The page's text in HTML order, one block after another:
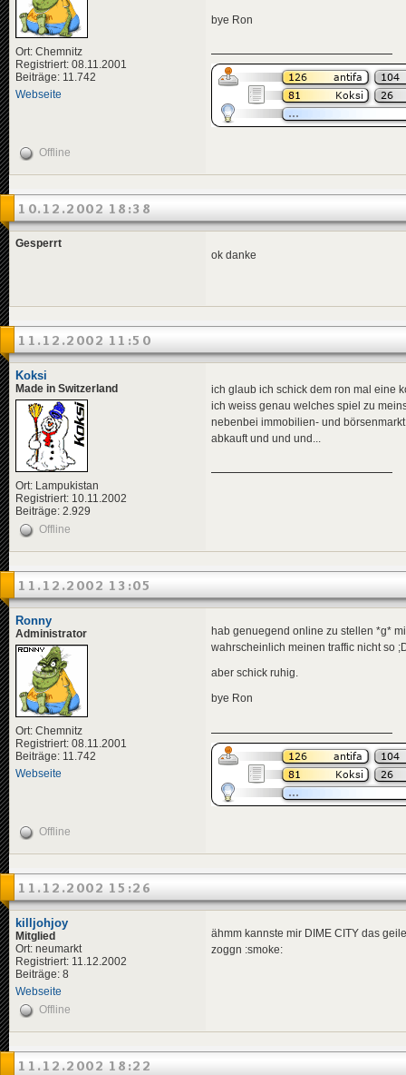
Ort: Chemnitz
Registriert: 08.11.2001
Beiträge: 11.742
Webseite
bye Ron
Offline
10.12.2002 18:38
Gesperrt
ok danke
11.12.2002 11:50
Koksi
Made in Switzerland
Ort: Lampukistan
Registriert: 10.11.2002
Beiträge: 2.929
ich glaub ich schick dem ron mal eine
ich weiss genau welches spiel zu
nebenbei immobilien- und
abkauft und und und...
Offline
11.12.2002 13:05
Ronny
Administrator
Ort: Chemnitz
Registriert: 08.11.2001
Beiträge: 11.742
Webseite
hab genuegend online zu stellen *g*
wahrscheinlich meinen traffic nicht so
aber schick ruhig.
bye Ron
Offline
11.12.2002 15:26
killjohjoy
Mitglied
Ort: neumarkt
Registriert: 11.12.2002
Beiträge: 8
Webseite
ähmm kannste mir DIME CITY das
zoggn :smoke:
Offline
11.12.2002 18:22